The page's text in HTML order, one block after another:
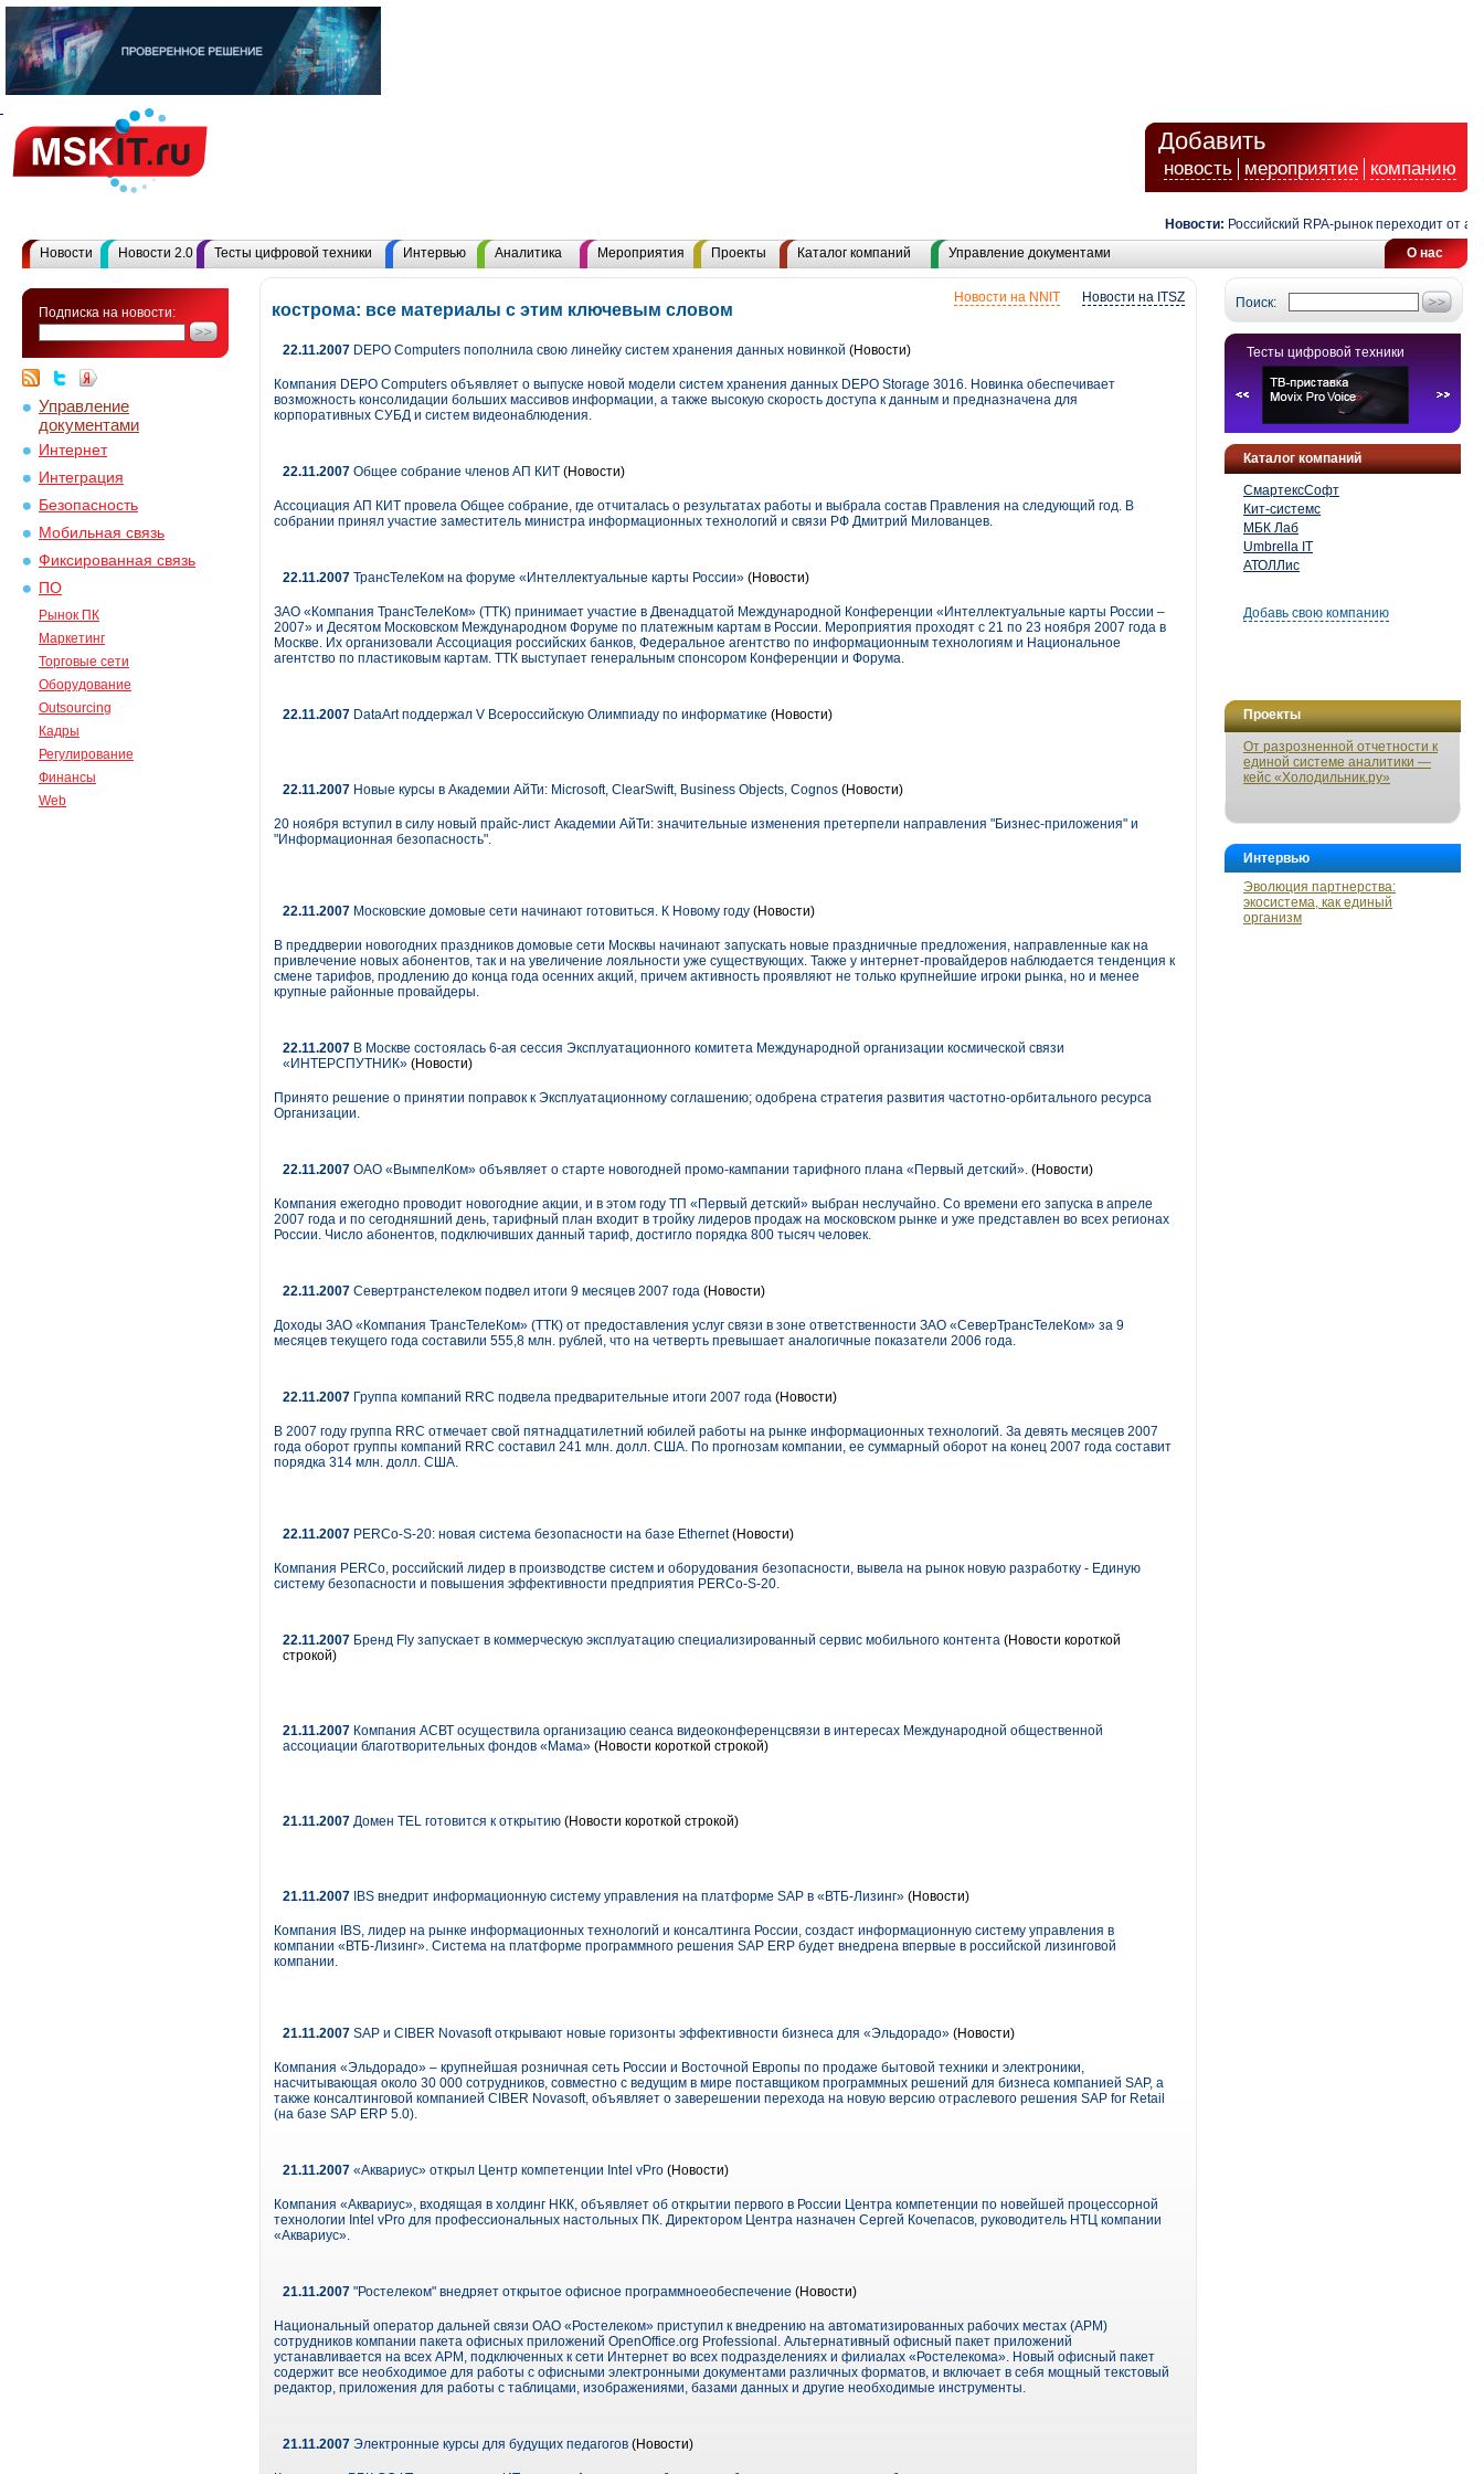
Добавить
новость мероприятие компанию
Новости: Российский RPA-рынок переходит от
О нас
Новости Новости 2.0 Тесты цифровой техники Интервью Аналитика Мероприятия Проекты Каталог компаний Управление документами
Подписка на новости:
Управление
документами
Интернет
Интеграция
Безопасность
Мобильная связь
Фиксированная связь
ПО
Рынок ПК
Маркетинг
Торговые сети
Оборудование
Outsourcing
Кадры
Регулирование
Финансы
Web
Поиск:
Тесты цифровой техники
Каталог компаний
СмартексСофт
Кит-системс
МБК Лаб
Umbrella IT
АТОЛЛис
Добавь свою компанию
Проекты
От разрозненной отчетности к
единой системе аналитики —
кейс «Холодильник.ру»
Интервью
Эволюция партнерства:
экосистема, как единый
организм
Новости на ITSZ
Новости на NNIT
кострома: все материалы с этим ключевым словом
22.11.2007 DEPO Computers пополнила свою линейку систем хранения данных новинкой (Новости)
Компания DEPO Computers объявляет о выпуске новой модели систем хранения данных DEPO Storage 3016. Новинка обеспечивает
возможность консолидации больших массивов информации, а также высокую скорость доступа к данным и предназначена для
корпоративных СУБД и систем видеонаблюдения.
22.11.2007 Общее собрание членов АП КИТ (Новости)
Ассоциация АП КИТ провела Общее собрание, где отчиталась о результатах работы и выбрала состав Правления на следующий год. В
собрании принял участие заместитель министра информационных технологий и связи РФ Дмитрий Милованцев.
22.11.2007 ТрансТелеКом на форуме «Интеллектуальные карты России» (Новости)
ЗАО «Компания ТрансТелеКом» (ТТК) принимает участие в Двенадцатой Международной Конференции «Интеллектуальные карты России –
2007» и Десятом Московском Международном Форуме по платежным картам в России. Мероприятия проходят с 21 по 23 ноября 2007 года в
Москве. Их организовали Ассоциация российских банков, Федеральное агентство по информационным технологиям и Национальное
агентство по пластиковым картам. ТТК выступает генеральным спонсором Конференции и Форума.
22.11.2007 DataArt поддержал V Всероссийскую Олимпиаду по информатике (Новости)
22.11.2007 Новые курсы в Академии АйТи: Microsoft, ClearSwift, Business Objects, Cognos (Новости)
20 ноября вступил в силу новый прайс-лист Академии АйТи: значительные изменения претерпели направления "Бизнес-приложения" и
"Информационная безопасность".
22.11.2007 Московские домовые сети начинают готовиться. К Новому году (Новости)
В преддверии новогодних праздников домовые сети Москвы начинают запускать новые праздничные предложения, направленные как на
привлечение новых абонентов, так и на увеличение лояльности уже существующих. Также у интернет-провайдеров наблюдается тенденция к
смене тарифов, продлению до конца года осенних акций, причем активность проявляют не только крупнейшие игроки рынка, но и менее
крупные районные провайдеры.
22.11.2007 В Москве состоялась 6-ая сессия Эксплуатационного комитета Международной организации космической связи
«ИНТЕРСПУТНИК» (Новости)
Принято решение о принятии поправок к Эксплуатационному соглашению; одобрена стратегия развития частотно-орбитального ресурса
Организации.
22.11.2007 ОАО «ВымпелКом» объявляет о старте новогодней промо-кампании тарифного плана «Первый детский». (Новости)
Компания ежегодно проводит новогодние акции, и в этом году ТП «Первый детский» выбран неслучайно. Со времени его запуска в апреле
2007 года и по сегодняшний день, тарифный план входит в тройку лидеров продаж на московском рынке и уже представлен во всех регионах
России. Число абонентов, подключивших данный тариф, достигло порядка 800 тысяч человек.
22.11.2007 Севертранстелеком подвел итоги 9 месяцев 2007 года (Новости)
Доходы ЗАО «Компания ТрансТелеКом» (ТТК) от предоставления услуг связи в зоне ответственности ЗАО «СеверТрансТелеКом» за 9
месяцев текущего года составили 555,8 млн. рублей, что на четверть превышает аналогичные показатели 2006 года.
22.11.2007 Группа компаний RRC подвела предварительные итоги 2007 года (Новости)
В 2007 году группа RRC отмечает свой пятнадцатилетний юбилей работы на рынке информационных технологий. За девять месяцев 2007
года оборот группы компаний RRC составил 241 млн. долл. США. По прогнозам компании, ее суммарный оборот на конец 2007 года составит
порядка 314 млн. долл. США.
22.11.2007 PERCo-S-20: новая система безопасности на базе Ethernet(Новости)
Компания PERCo, российский лидер в производстве систем и оборудования безопасности, вывела на рынок новую разработку - Единую
систему безопасности и повышения эффективности предприятия PERCo-S-20.
22.11.2007 Бренд Fly запускает в коммерческую эксплуатацию специализированный сервис мобильного контента (Новости короткой
строкой)
21.11.2007 Компания АСВТ осуществила организацию сеанса видеоконференцсвязи в интересах Международной общественной
ассоциации благотворительных фондов «Мама» (Новости короткой строкой)
21.11.2007 Домен TEL готовится к открытию (Новости короткой строкой)
21.11.2007 IBS внедрит информационную систему управления на платформе SAP в «ВТБ-Лизинг» (Новости)
Компания IBS, лидер на рынке информационных технологий и консалтинга России, создаст информационную систему управления в
компании «ВТБ-Лизинг». Система на платформе программного решения SAP ERP будет внедрена впервые в российской лизинговой
компании.
21.11.2007 SAP и CIBER Novasoft открывают новые горизонты эффективности бизнеса для «Эльдорадо» (Новости)
Компания «Эльдорадо» – крупнейшая розничная сеть России и Восточной Европы по продаже бытовой техники и электроники,
насчитывающая около 30 000 сотрудников, совместно с ведущим в мире поставщиком программных решений для бизнеса компанией SAP, а
также консалтинговой компанией CIBER Novasoft, объявляет о заверешении перехода на новую версию отраслевого решения SAP for Retail
(на базе SAP ERP 5.0).
21.11.2007 «Аквариус» открыл Центр компетенции Intel vPro (Новости)
Компания «Аквариус», входящая в холдинг НКК, объявляет об открытии первого в России Центра компетенции по новейшей процессорной
технологии Intel vPro для профессиональных настольных ПК. Директором Центра назначен Сергей Кочепасов, руководитель НТЦ компании
«Аквариус».
21.11.2007 "Ростелеком" внедряет открытое офисное программноеобеспечение (Новости)
Национальный оператор дальней связи ОАО «Ростелеком» приступил к внедрению на автоматизированных рабочих местах (АРМ)
сотрудников компании пакета офисных приложений OpenOffice.org Professional. Альтернативный офисный пакет приложений
устанавливается на всех АРМ, подключенных к сети Интернет во всех подразделениях и филиалах «Ростелекома». Новый офисный пакет
содержит все необходимое для работы с офисными электронными документами различных форматов, и включает в себя мощный текстовый
редактор, приложения для работы с таблицами, изображениями, базами данных и другие необходимые инструменты.
21.11.2007 Электронные курсы для будущих педагогов (Новости)